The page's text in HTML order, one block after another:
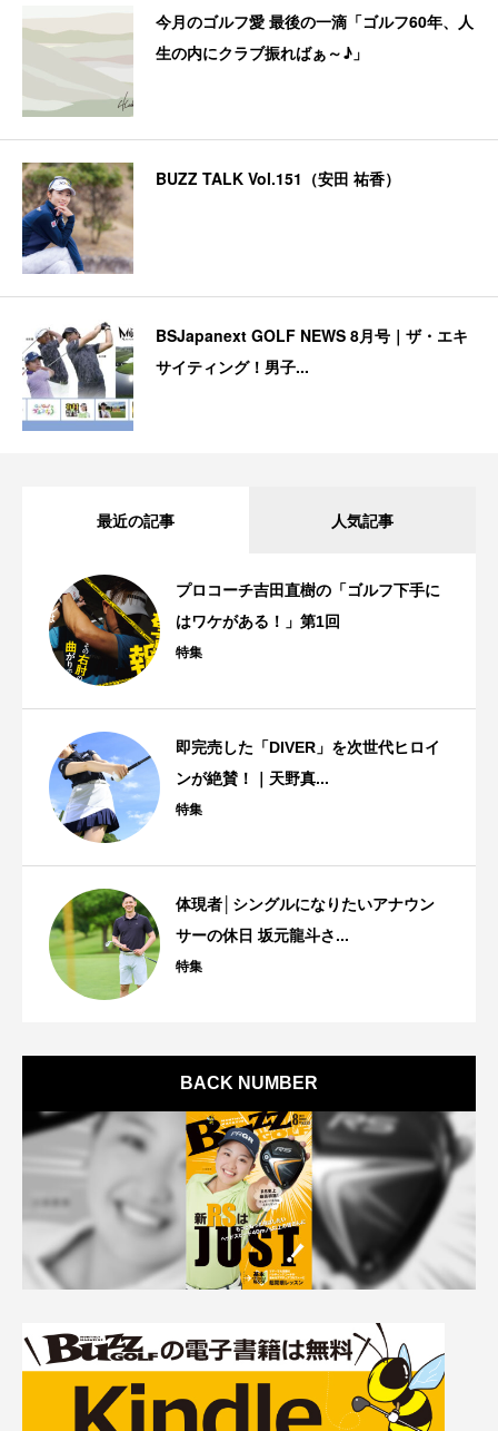
今月のゴルフ愛 最後の一滴「ゴルフ60年、人
生の内にクラブ振ればぁ～♪」
BUZZ TALK Vol.151（安田 祐香）
BSJapanext GOLF NEWS 8月号｜ザ・エキ
サイティング！男子...
最近の記事 人気記事
プロコーチ吉田直樹の「ゴルフ下手に
はワケがある！」第1回
特集
即完売した「DIVER」を次世代ヒロイ
ンが絶賛！｜天野真...
特集
体現者│シングルになりたいアナウン
サーの休日 坂元龍斗さ...
特集
BACK NUMBER